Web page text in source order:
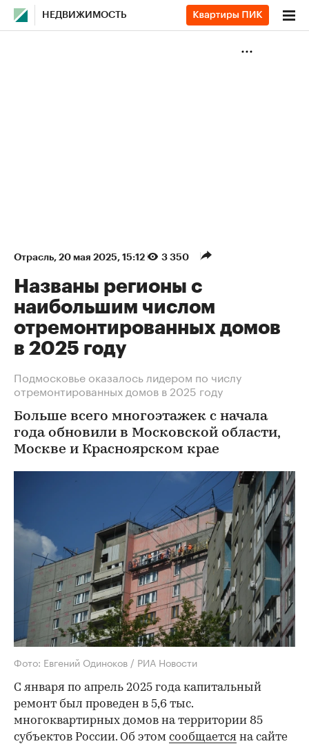
НЕДВИЖИМОСТЬ
Отрасль⁠, 20 мая 2025, 15:12 3 350
Названы регионы с
наибольшим числом
отремонтированных домов
в 2025 году
Подмосковье оказалось лидером по числу
отремонтированных домов в 2025 году
Больше всего многоэтажек с начала
года обновили в Московской области,
Москве и Красноярском крае
Фото: Евгений Одиноков / РИА Новости
С января по апрель 2025 года капитальный
ремонт был проведен в 5,6 тыс.
многоквартирных домов на территории 85
субъектов России. Об этом сообщается на сайте